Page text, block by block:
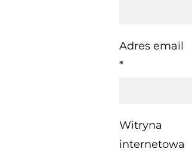
Adres email
*
Witryna
internetowa